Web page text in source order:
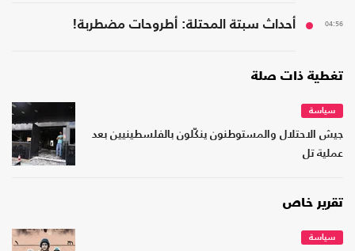
04:56 أحداث سبتة المحتلة: أطروحات مضطربة!
تغطية ذات صلة
سياسة
جيش الاحتلال والمستوطنون ينكّلون بالفلسطينيين بعد
عملية تل
تقرير خاص
سياسة